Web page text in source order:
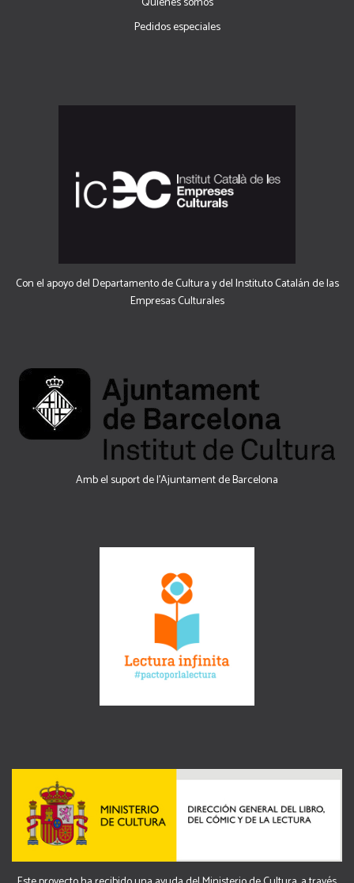
Pedidos especiales
Con el apoyo del Departamento de Cultura y del Instituto Catalán de las
Empresas Culturales
Amb el suport de l’Ajuntament de Barcelona